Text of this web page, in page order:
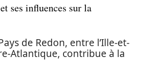
ses influences sur la
de Redon, entre l’Ille-et-
Atlantique, contribue à la